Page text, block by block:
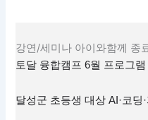
강연/세미나 아이와함께 종
토달 융합캠프 6월 프로그램
달성군 초등생 대상 AI·코딩